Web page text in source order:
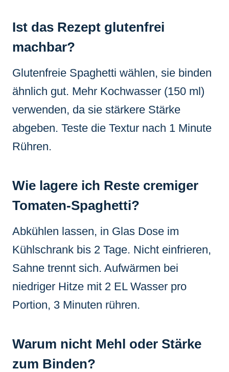
Ist das Rezept glutenfrei
machbar?
Glutenfreie Spaghetti wählen, sie binden
ähnlich gut. Mehr Kochwasser (150 ml)
verwenden, da sie stärkere Stärke
abgeben. Teste die Textur nach 1 Minute
Rühren.
Wie lagere ich Reste cremiger
Tomaten-Spaghetti?
Abkühlen lassen, in Glas Dose im
Kühlschrank bis 2 Tage. Nicht einfrieren,
Sahne trennt sich. Aufwärmen bei
niedriger Hitze mit 2 EL Wasser pro
Portion, 3 Minuten rühren.
Warum nicht Mehl oder Stärke
zum Binden?